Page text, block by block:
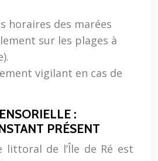
horaires des marées
sur les plages à
vigilant en cas de
:
PRÉSENT
littoral de l’Île de Ré est